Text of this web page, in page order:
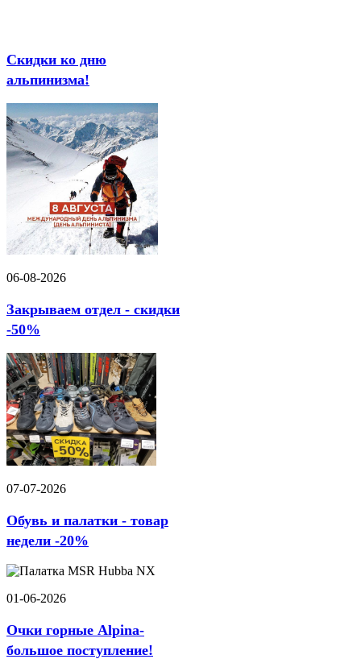
Скидки ко дню
альпинизма!
06-08-2026
Закрываем отдел - скидки
-50%
07-07-2026
Обувь и палатки - товар
недели -20%
01-06-2026
Очки горные Alpina-
большое поступление!